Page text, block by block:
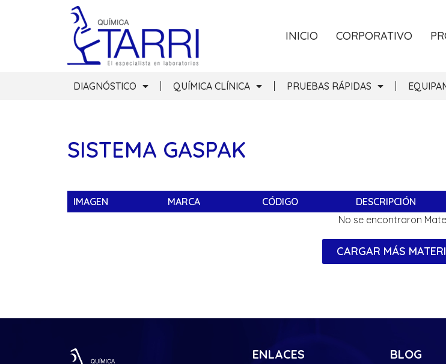
INICIO CORPORATIVO
DIAGNÓSTICO QUÍMICA CLÍNICA PRUEBAS RÁPIDAS
SISTEMA GASPAK
IMAGEN MARCA CÓDIGO DESCRIPCIÓN
No se encontraron
CARGAR MÁS
ENLACES BLOG